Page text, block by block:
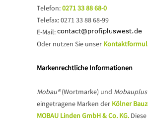
Telefon:0271 33 88 68-0
Telefax: 0271 33 88 68-99
E-Mail:
Oder nutzen Sie unser
Markenrechtliche Informationen
Mobau®(Wortmarke) und
eingetragene Marken der Kölner
MOBAU Linden GmbH & Co. KG.